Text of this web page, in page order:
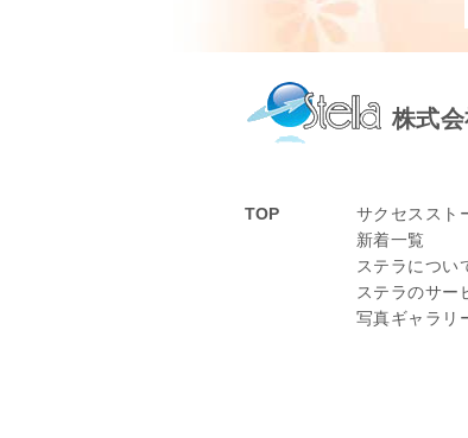
株式
TOP
サクセススト
新着一覧
ステラについ
ステラのサー
写真ギャラリ